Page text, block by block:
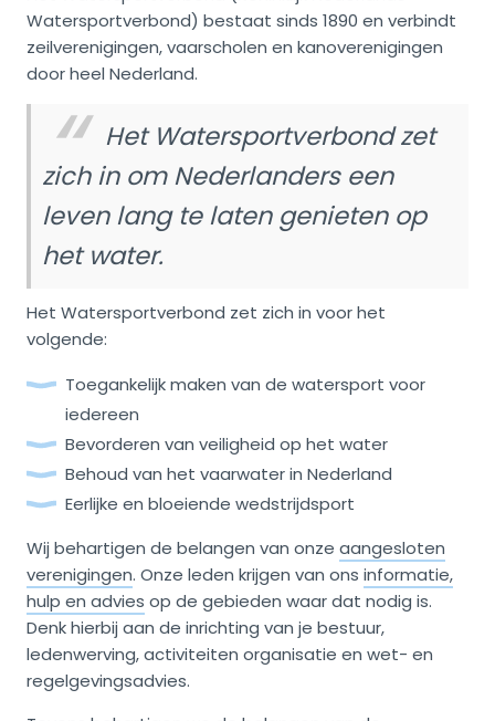
Watersportverbond) bestaat sinds 1890 en verbindt
zeilverenigingen, vaarscholen en kanoverenigingen
door heel Nederland.
Het Watersportverbond zet
zich in om Nederlanders een
leven lang te laten genieten op
het water.
Het Watersportverbond zet zich in voor het
volgende:
Toegankelijk maken van de watersport voor
iedereen
Bevorderen van veiligheid op het water
Behoud van het vaarwater in Nederland
Eerlijke en bloeiende wedstrijdsport
Wij behartigen de belangen van onze aangesloten
verenigingen. Onze leden krijgen van ons informatie,
hulp en advies op de gebieden waar dat nodig is.
Denk hierbij aan de inrichting van je bestuur,
ledenwerving, activiteiten organisatie en wet- en
regelgevingsadvies.